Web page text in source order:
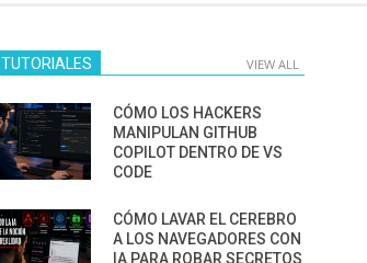
TUTORIALES VIEW ALL
CÓMO LOS HACKERS
MANIPULAN GITHUB
COPILOT DENTRO DE VS
CODE
CÓMO LAVAR EL CEREBRO
A LOS NAVEGADORES CON
IA PARA ROBAR SECRETOS